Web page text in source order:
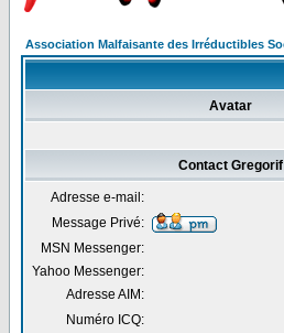
Association Malfaisante des Irréductibles
Avatar
Contact Gregorif
Adresse e-mail:
Message Privé:
MSN Messenger:
Yahoo Messenger:
Adresse AIM:
Numéro ICQ: